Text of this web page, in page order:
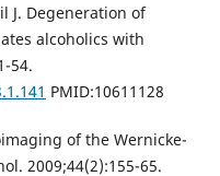
J. Degeneration of
alcoholics with
54.
PMID:10611128
of the Wernicke-
2009;44(2):155-65.